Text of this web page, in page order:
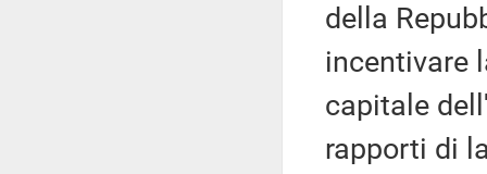
della
incentivare
capitale
rapporti di